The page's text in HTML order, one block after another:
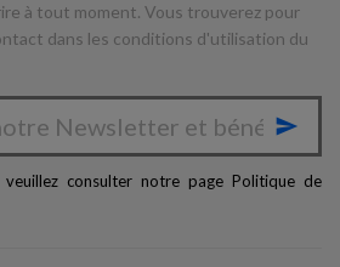
à tout moment. Vous trouverez pour
dans les conditions d'utilisation du

consulter notre page Politique de